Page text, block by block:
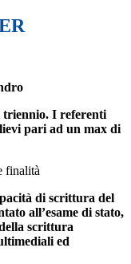
triennio. I referenti
pari ad un max di
finalità
di scrittura del
all’esame di stato,
scrittura
ed